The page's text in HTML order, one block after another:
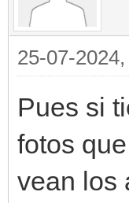
25-07-
Pues si
fotos
vean los